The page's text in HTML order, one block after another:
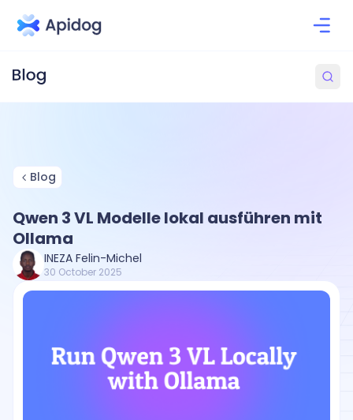
Blog
Qwen 3 VL Modelle lokal ausführen mit
Ollama
INEZA Felin-Michel
30 October 2025